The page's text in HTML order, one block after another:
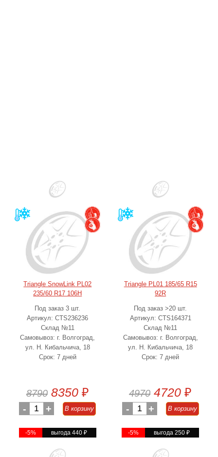
Triangle SnowLink PL02
235/60 R17 106H
Под заказ 3 шт.
Артикул: CTS236236
Склад №11
Самовывоз: г. Волгоград,
ул. Н. Кибальчича, 18
Срок: 7 дней
8790 8350 ₽
- 1 + В корзину
-5% выгода 440₽
Triangle PL01 185/65 R15
92R
Под заказ >20 шт.
Артикул: CTS164371
Склад №11
Самовывоз: г. Волгоград,
ул. Н. Кибальчича, 18
Срок: 7 дней
4970 4720 ₽
- 1 + В корзину
-5% выгода 250₽